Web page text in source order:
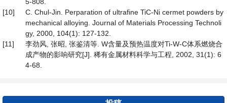
[10]
C. Chul-Jin. Perparation of ultrafine TiC-Ni cermet powders by
mechanical alloying. Journal of Materials Processing Technoli
gy, 2000, 104(1): 127-132.
[11]
李劲风, 张昭, 张鉴清等. W含量及预热温度对Ti-W-C体系燃烧合
成产物的影响研究[J]. 稀有金属材料科学与工程, 2002, 31(1): 6
4-68.